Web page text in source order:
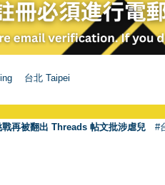
台北 Taipei
再被翻出 Threads 帖文批涉虐兒 #